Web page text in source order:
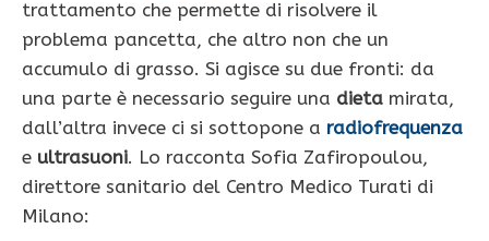
trattamento che permette di risolvere il
problema pancetta, che altro non che un
accumulo di grasso. Si agisce su due fronti: da
una parte è necessario seguire una dieta mirata,
dall’altra invece ci si sottopone a radiofrequenza
e ultrasuoni. Lo racconta Sofia Zafiropoulou,
direttore sanitario del Centro Medico Turati di
Milano: